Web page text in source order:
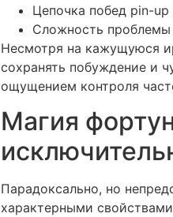
Цепочка побед pin-
Сложность
Несмотря на кажущуюся
сохранять побуждение и
ощущением контроля
Магия
Парадоксально, но
характерными